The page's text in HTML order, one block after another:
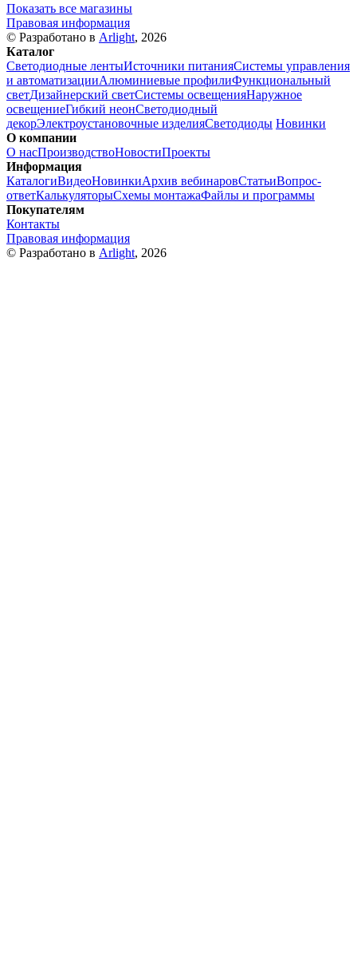
Показать все магазины
Правовая информация
© Разработано в Arlight, 2026
Каталог
Светодиодные лентыИсточники питанияСистемы управления
и автоматизацииАлюминиевые профилиФункциональный
светДизайнерский светСистемы освещенияНаружное
освещениеГибкий неонСветодиодный
декорЭлектроустановочные изделияСветодиоды Новинки
О компании
О насПроизводствоНовостиПроекты
Информация
КаталогиВидеоНовинкиАрхив вебинаровСтатьиВопрос-
ответКалькуляторыСхемы монтажаФайлы и программы
Покупателям
Контакты
Правовая информация
© Разработано в Arlight, 2026